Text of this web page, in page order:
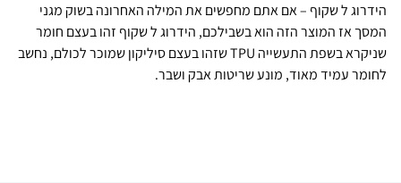
הידרוג ל שקוף – אם אתם מחפשים את המילה האחרונה בשוק מגני
המסך אז המוצר הזה הוא בשבילכם, הידרוג ל שקוף זהו בעצם חומר
שניקרא בשפת התעשייה TPU שזהו בעצם סיליקון שמוכר לכולם, נחשב
לחומר עמיד מאוד, מונע שריטות אבק ושבר.